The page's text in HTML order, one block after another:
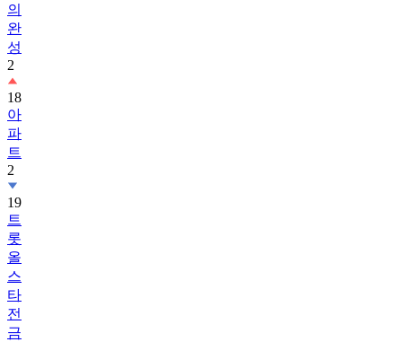
의
완
성
2
18
아
파
트
2
19
트
롯
올
스
타
전
금